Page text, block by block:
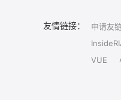
友情链接： 申请友
VUE